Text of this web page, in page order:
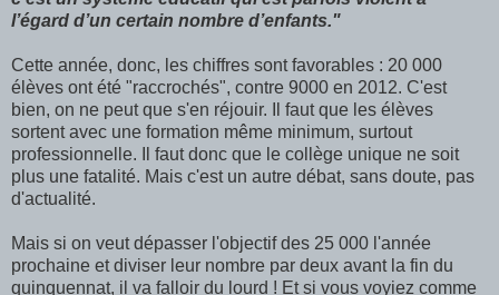
l’égard d’un certain nombre d’enfants."
Cette année, donc, les chiffres sont favorables : 20 000
élèves ont été "raccrochés", contre 9000 en 2012. C'est
bien, on ne peut que s'en réjouir. Il faut que les élèves
sortent avec une formation même minimum, surtout
professionnelle. Il faut donc que le collège unique ne soit
plus une fatalité. Mais c'est un autre débat, sans doute, pas
d'actualité.
Mais si on veut dépasser l'objectif des 25 000 l'année
prochaine et diviser leur nombre par deux avant la fin du
quinquennat, il va falloir du lourd ! Et si vous voyiez comme